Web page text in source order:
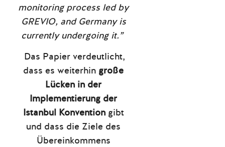
monitoring process led by
GREVIO, and Germany is
currently undergoing it.”
Das Papier verdeutlicht,
dass es weiterhin große
Lücken in der
Implementierung der
Istanbul Konventiongibt
und dass die Ziele des
Übereinkommens